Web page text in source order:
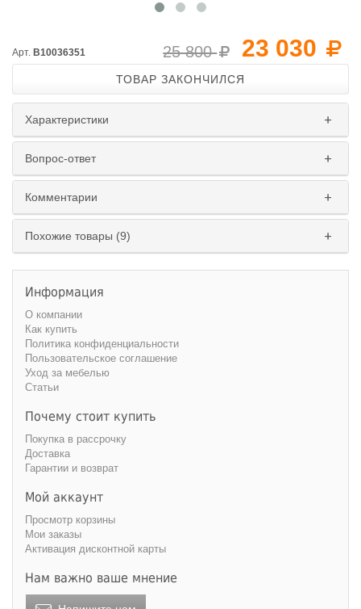
23 030
25 800
Арт. B10036351
ТОВАР ЗАКОНЧИЛСЯ
Характеристики
Вопрос-ответ
Комментарии
Похожие товары (9)
Информация
О компании
Как купить
Политика конфиденциальности
Пользовательское соглашение
Уход за мебелью
Статьи
Почему стоит купить
Покупка в рассрочку
Доставка
Гарантии и возврат
Мой аккаунт
Просмотр корзины
Мои заказы
Активация дисконтной карты
Нам важно ваше мнение